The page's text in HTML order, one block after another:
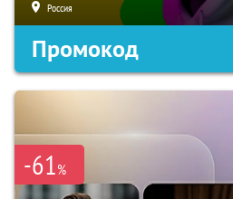
Россия
Промокод
-61%